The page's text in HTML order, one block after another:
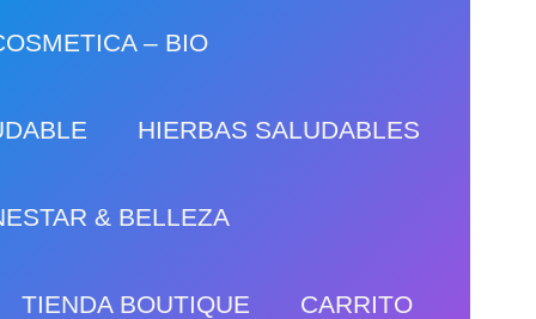
– BIO
HIERBAS SALUDABLES
& BELLEZA
TIENDA BOUTIQUE CARRITO